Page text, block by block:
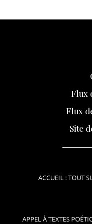
Flux
Flux
Site
ACCUEIL : TOUT
APPEL À TEXTES